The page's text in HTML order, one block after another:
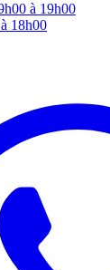
à 19h00
18h00